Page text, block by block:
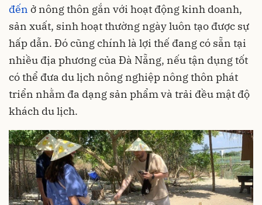
đến ở nông thôn gắn với hoạt động kinh doanh,
sản xuất, sinh hoạt thường ngày luôn tạo được sự
hấp dẫn. Đó cũng chính là lợi thế đang có sẵn tại
nhiều địa phương của Đà Nẵng, nếu tận dụng tốt
có thể đưa du lịch nông nghiệp nông thôn phát
triển nhằm đa dạng sản phẩm và trải đều mật độ
khách du lịch.